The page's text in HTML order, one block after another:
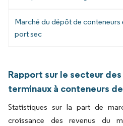
Marché du dépôt de conteneurs
port sec
Rapport sur le secteur
terminaux à conteneurs
Statistiques sur la part de
croissance des revenus du